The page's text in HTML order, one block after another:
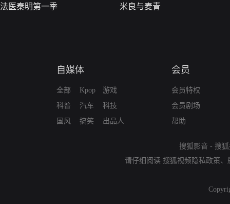
法医秦明第一季 米良与麦青
自媒体
全部
科普
国风
Kpop
汽车
搞笑
游戏
科技
出品人
会员
会员特权
会员剧场
帮助
搜狐影音 - 搜
请仔细阅读 搜狐视频隐私政策、